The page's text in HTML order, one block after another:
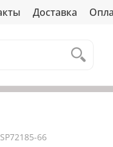
Доставка
SP72185-66